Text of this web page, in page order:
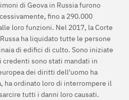
di Geova in Russia furono
fino a 290.000
loro funzioni. Nel 2017, la Corte
ha liquidato tutte le persone
di edifici di culto. Sono iniziate
sono stati mandati in
dei diritti dell'uomo ha
ha ordinato loro di interrompere il
tutti i danni loro causati.